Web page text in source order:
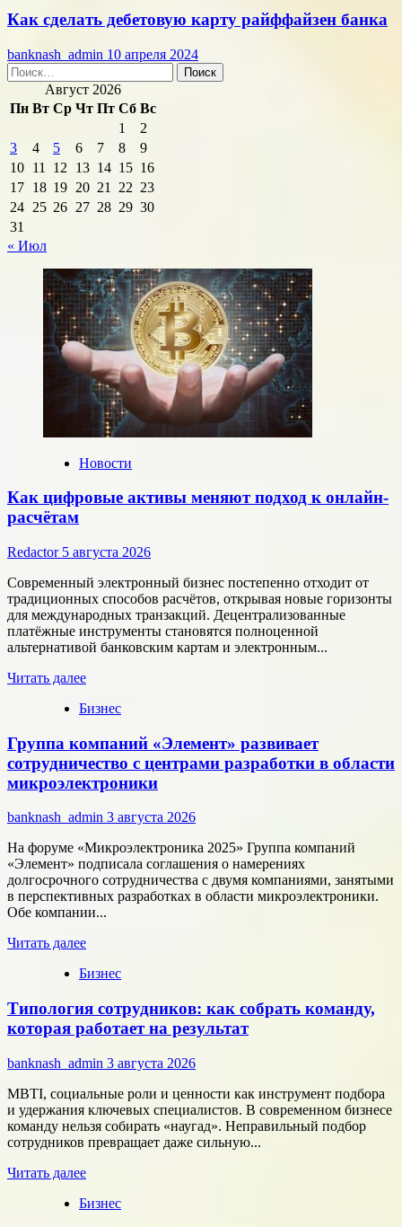
Как сделать дебетовую карту райффайзен банка
banknash_admin 10 апреля 2024
Найти:
Август 2026
Пн Вт Ср Чт Пт Сб Вс
1
2
3
4 5 6 7 8
9
10 11 12 13 14 15 16
17 18 19 20 21 22 23
24 25 26 27 28 29 30
31
« Июл
Новости
Как цифровые активы меняют подход к онлайн-
расчётам
Redactor 5 августа 2026
Современный электронный бизнес постепенно отходит от
традиционных способов расчётов, открывая новые горизонты
для международных транзакций. Децентрализованные
платёжные инструменты становятся полноценной
альтернативой банковским картам и электронным...
Читать далееПрочитать
о
цифровые
активы
меняют
подход
онлайн-
Бизнес
Группа компаний «Элемент» развивает
сотрудничество с центрами разработки в области
микроэлектроники
banknash_admin 3 августа 2026
На форуме «Микроэлектроника 2025» Группа компаний
«Элемент» подписала соглашения о намерениях
долгосрочного сотрудничества с двумя компаниями, занятыми
в перспективных разработках в области микроэлектроники.
Обе компании...
Читать далееПрочитать
о
компаний
«Элемент»
развивает
сотрудничество
с
центрами
разработки
в
области
микроэлектроники
Бизнес
Типология сотрудников: как собрать команду,
которая работает на результат
banknash_admin 3 августа 2026
MBTI, социальные роли и ценности как инструмент подбора
и удержания ключевых специалистов. В современном бизнесе
команду нельзя собирать «наугад». Неправильный подбор
сотрудников превращает даже сильную...
Читать далееПрочитать
о
Бизнес